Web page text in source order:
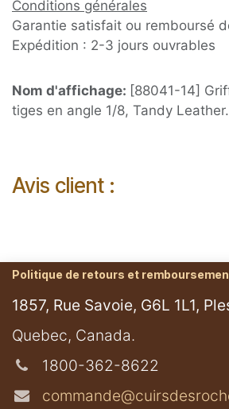
Conditions générales
Garantie satisfait ou remboursé
Expédition : 2-3 jours ouvrables
Nom d'affichage: [88041-14]
tiges en angle 1/8, Tandy Leather.
Avis client :
Politique de retours et
1857, Rue Savoie, G6L 1L1,
​Quebec, Canada.
1800-362-8622